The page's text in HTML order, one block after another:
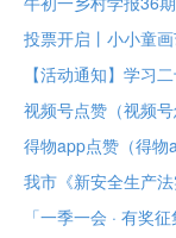
投票开启丨小小童
视频号点赞（视频号
得物app点赞（得物
我市《新安全生产
「一季一会 · 有奖